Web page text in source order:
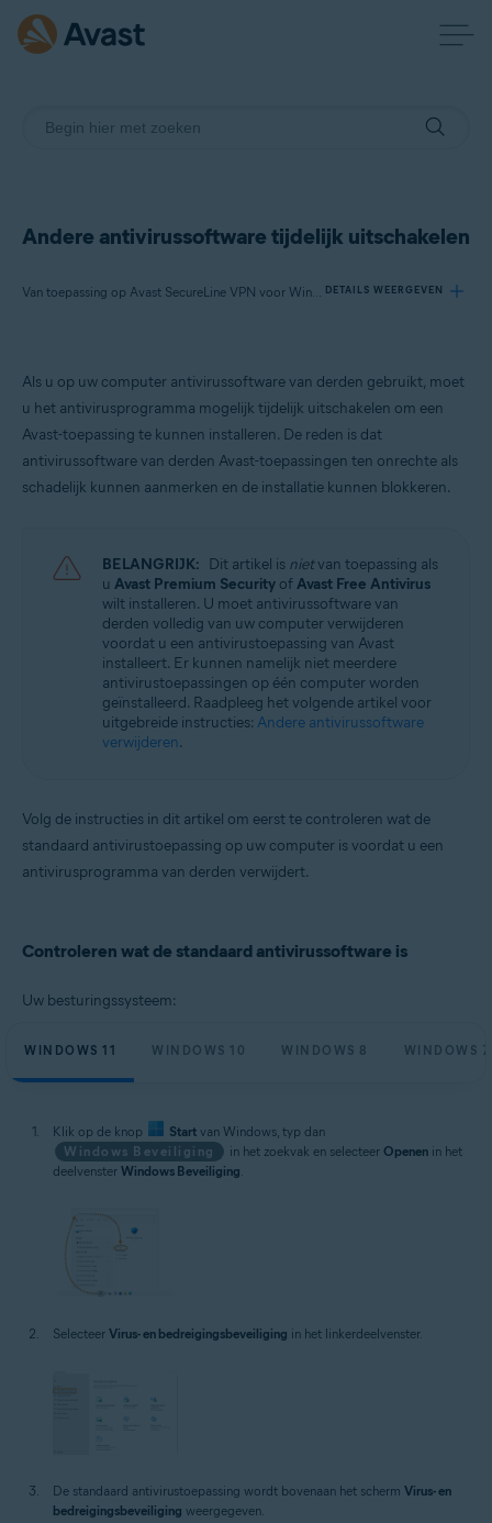
Andere antivirussoftware tijdelijk uitschakelen
Van toepassing op Avast SecureLine VPN voor Windows, Avast AntiTrack voor Windows, Avast BreachGuard voor Windows, Avast Cleanup Premium voor Windows, Avast Driver Updater voor Windows, Avast Battery Saver voor Windows DETAILS WEERGEVEN
Avast SecureLine VPN 5.x voor Windows
Avast BreachGuard 22.x voor Windows
Avast Cleanup Premium 22.x voor Windows
Avast Driver Updater 22.x voor Windows
Microsoft Windows 11 Home / Pro / Enterprise / Education
Microsoft Windows 10 Home / Pro / Enterprise / Education – 32-/64-bits
Microsoft Windows 8.1 / Pro / Enterprise – 32-/64-bits
Microsoft Windows 8 / Pro / Enterprise – 32-/64-bits
Microsoft Windows 7 Home Basic / Home Premium / Professional /
Enterprise / Ultimate – Service Pack 2, 32-/64-bits
Als u op uw computer antivirussoftware van derden gebruikt, moet
u het antivirusprogramma mogelijk tijdelijk uitschakelen om een
Avast-toepassing te kunnen installeren. De reden is dat
antivirussoftware van derden Avast-toepassingen ten onrechte als
schadelijk kunnen aanmerken en de installatie kunnen blokkeren.
BELANGRIJK: Dit artikel is nietvan toepassing als
u Avast Premium Security ofAvast Free Antivirus
wilt installeren. U moet antivirussoftware van
derden volledig van uw computer verwijderen
voordat u een antivirustoepassing van Avast
installeert. Er kunnen namelijk niet meerdere
antivirustoepassingen op één computer worden
geïnstalleerd. Raadpleeg het volgende artikel voor
uitgebreide instructies: Andere antivirussoftware
verwijderen.
Volg de instructies in dit artikel om eerst te controleren wat de
standaard antivirustoepassing op uw computer is voordat u een
antivirusprogramma van derden verwijdert.
Controleren wat de standaard antivirussoftware is
Uw besturingssysteem:
WINDOWS 11 WINDOWS 10 WINDOWS 8 WINDOWS 7
Klik op de knop Start van Windows, typ dan
Windows Beveiliging
in het zoekvak en selecteer Openenin het
deelvenster Windows Beveiliging.
Selecteer Virus- en bedreigingsbeveiliging in het linkerdeelvenster.
De standaard antivirustoepassing wordt bovenaan het scherm Virus- en
bedreigingsbeveiliging weergegeven.